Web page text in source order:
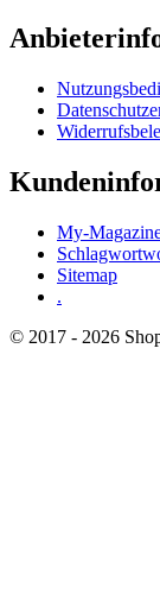
My-
Sitemap
.
© 2017 - 2026